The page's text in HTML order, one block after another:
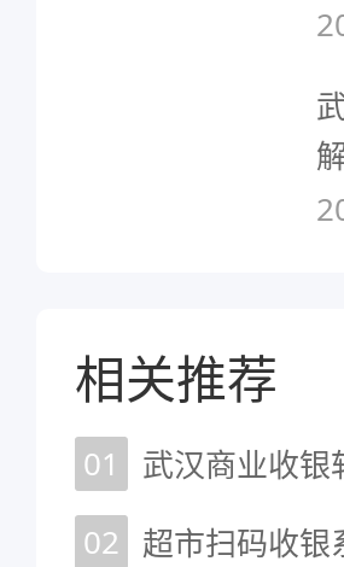
相关推荐
01
武汉商业收银
02 超市扫码收